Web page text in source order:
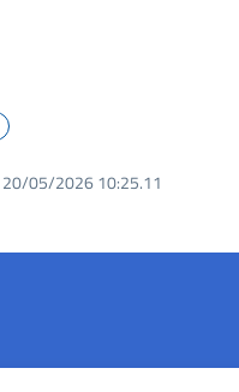
20/05/2026 10:25.11